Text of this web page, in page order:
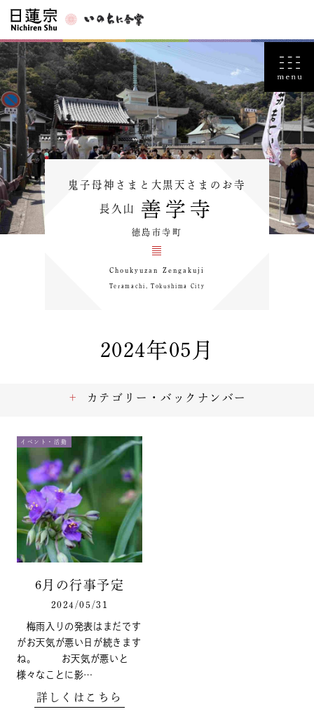
鬼子母神さまと大黒天さまのお寺
長久山 善学寺
徳島市寺町
Choukyuzan Zengakuji
Teramachi, Tokushima City
2024年05月
イベント・活動
6月の行事予定
2024/05/31
梅雨入りの発表はまだです
がお天気が悪い日が続きます
ね。 お天気が悪いと
様々なことに影…
詳しくはこちら
カテゴリー・バックナンバー